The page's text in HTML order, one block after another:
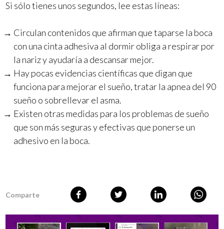
Si sólo tienes unos segundos, lee estas líneas:
Circulan contenidos que afirman que taparse la boca
con una cinta adhesiva al dormir obliga a respirar por
la nariz y ayudaría a descansar mejor.
Hay pocas evidencias científicas que digan que
funciona para mejorar el sueño, tratar la apnea del 90
sueño o sobrellevar el asma.
Existen otras medidas para los problemas de sueño
que son más seguras y efectivas que ponerse un
adhesivo en la boca.
Comparte